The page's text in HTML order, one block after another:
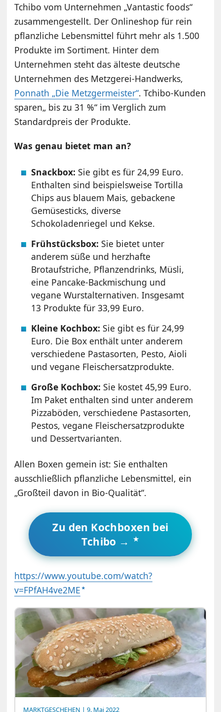
Tchibo vom Unternehmen „Vantastic foods“
zusammengestellt. Der Onlineshop für rein
pflanzliche Lebensmittel führt mehr als 1.500
Produkte im Sortiment. Hinter dem
Unternehmen steht das älteste deutsche
Unternehmen des Metzgerei-Handwerks,
Ponnath „Die Metzgermeister“. Tchibo-Kunden
sparen„ bis zu 31 %“ im Verglich zum
Standardpreis der Produkte.
Was genau bietet man an?
Snackbox: Sie gibt es für 24,99 Euro.
Enthalten sind beispielsweise Tortilla
Chips aus blauem Mais, gebackene
Gemüsesticks, diverse
Schokoladenriegel und Kekse.
Frühstücksbox: Sie bietet unter
anderem süße und herzhafte
Brotaufstriche, Pflanzendrinks, Müsli,
eine Pancake-Backmischung und
vegane Wurstalternativen. Insgesamt
13 Produkte für 33,99 Euro.
Kleine Kochbox: Sie gibt es für 24,99
Euro. Die Box enthält unter anderem
verschiedene Pastasorten, Pesto, Aioli
und vegane Fleischersatzprodukte.
Große Kochbox: Sie kostet 45,99 Euro.
Im Paket enthalten sind unter anderem
Pizzaböden, verschiedene Pastasorten,
Pestos, vegane Fleischersatzprodukte
und Dessertvarianten.
Allen Boxen gemein ist: Sie enthalten
ausschließlich pflanzliche Lebensmittel, ein
„Großteil davon in Bio-Qualität“.
Zu den Kochboxen bei
Tchibo →
https://www.youtube.com/watch?
v=FPfAH4ve2ME
MARKTGESCHEHEN | 9. Mai 2022